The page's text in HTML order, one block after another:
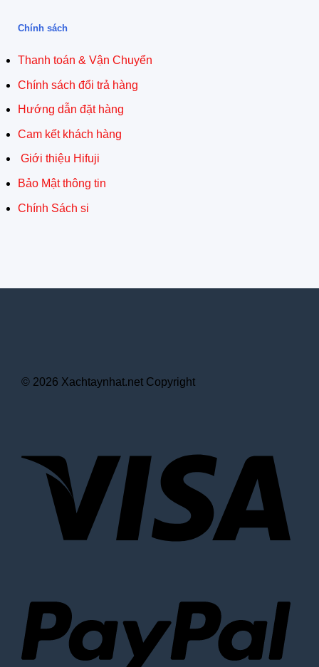
Chính sách
Thanh toán & Vận Chuyển
Chính sách đổi trả hàng
Hướng dẫn đặt hàng
Cam kết khách hàng
Giới thiệu Hifuji
Bảo Mật thông tin
Chính Sách si
© 2026 Xachtaynhat.net Copyright